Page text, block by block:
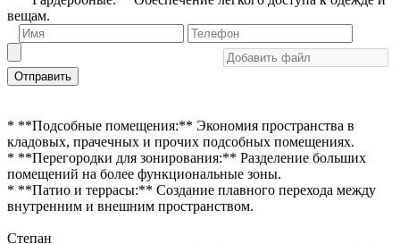
вещам.
Отправить
* **Подсобные помещения:** Экономия пространства в
кладовых, прачечных и прочих подсобных помещениях.
* **Перегородки для зонирования:** Разделение больших
помещений на более функциональные зоны.
* **Патио и террасы:** Создание плавного перехода между
внутренним и внешним пространством.
Степан